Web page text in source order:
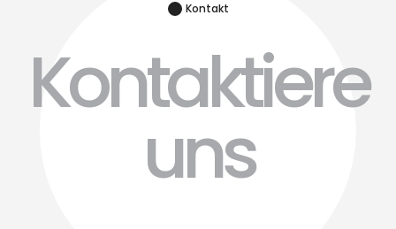
Kontakt
Kontaktiere
uns